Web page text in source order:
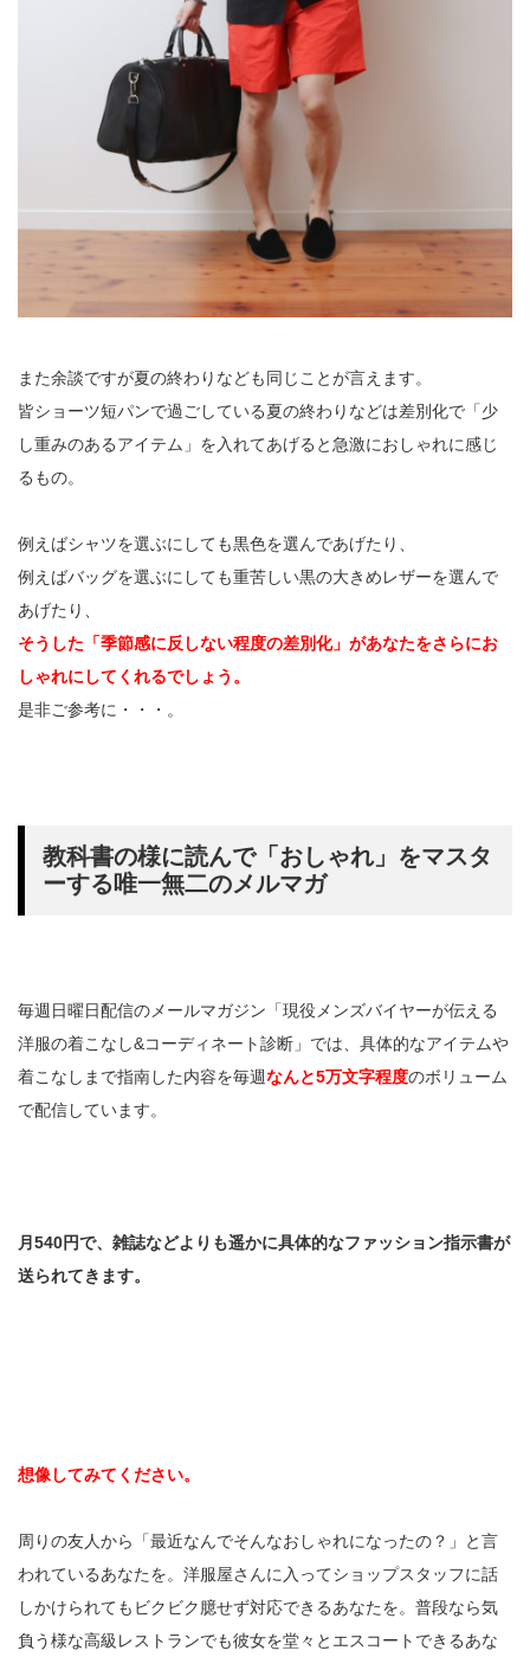
また余談ですが夏の終わりなども同じことが言えます。
皆ショーツ短パンで過ごしている夏の終わりなどは差別化で「少
し重みのあるアイテム」を入れてあげると急激におしゃれに感じ
るもの。
例えばシャツを選ぶにしても黒色を選んであげたり、
例えばバッグを選ぶにしても重苦しい黒の大きめレザーを選んで
あげたり、
そうした「季節感に反しない程度の差別化」があなたをさらにお
しゃれにしてくれるでしょう。
是非ご参考に・・・。
教科書の様に読んで「おしゃれ」をマスタ
ーする唯一無二のメルマガ
毎週日曜日配信のメールマガジン「現役メンズバイヤーが伝える
洋服の着こなし&コーディネート診断」では、具体的なアイテムや
着こなしまで指南した内容を毎週なんと5万文字程度のボリューム
で配信しています。
月540円で、雑誌などよりも遥かに具体的なファッション指示書が
送られてきます。
想像してみてください。
周りの友人から「最近なんでそんなおしゃれになったの？」と言
われているあなたを。洋服屋さんに入ってショップスタッフに話
しかけられてもビクビク臆せず対応できるあなたを。普段なら気
負う様な高級レストランでも彼女を堂々とエスコートできるあな